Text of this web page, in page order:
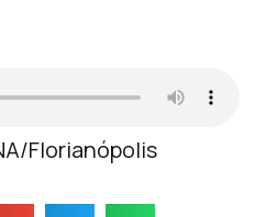
Florianópolis